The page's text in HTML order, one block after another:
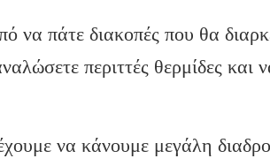
να πάτε διακοπές που θα
περιττές θερμίδες και
να κάνουμε μεγάλη